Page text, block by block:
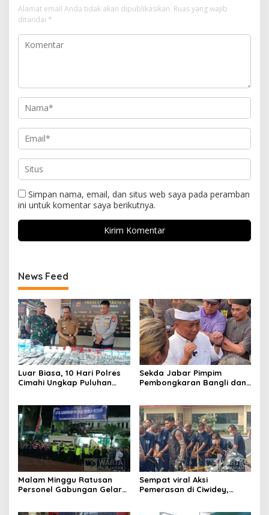
Alamat email Anda tidak akan dipublikasikan. Ruas yang wajib
ditandai *
Simpan nama, email, dan situs web saya pada peramban
ini untuk komentar saya berikutnya.
News Feed
Luar Biasa, 10 Hari Polres
Cimahi Ungkap Puluhan
Sekda Jabar Pimpim
Pembongkaran Bangli dan
Malam Minggu Ratusan
Personel Gabungan Gelar
Sempat viral Aksi
Pemerasan di Ciwidey,